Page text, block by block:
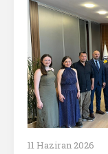
11 Haziran 2026